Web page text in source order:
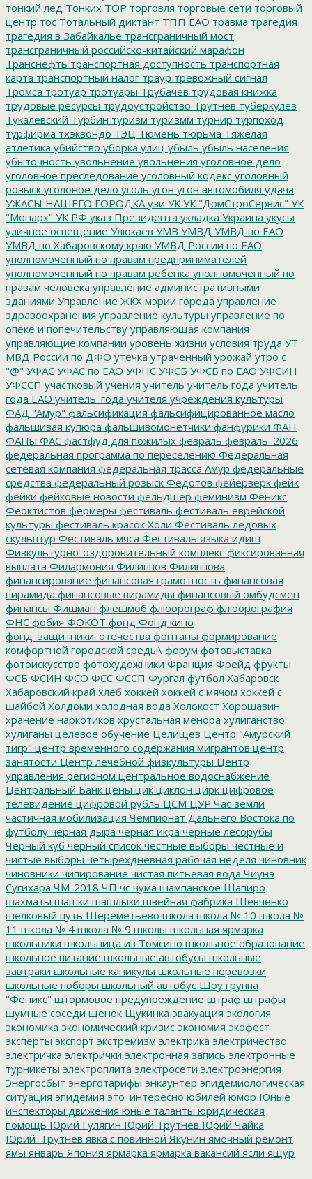
тонкий лед Тонких ТОР торговля торговые сети торговый
центр тос Тотальный диктант ТПП ЕАО травма трагедия
трагедия в Забайкалье трансграничный мост
трансграничный российско-китайский марафон
Транснефть транспортная доступность транспортная
карта транспортный налог траур тревожный сигнал
Тромса тротуар тротуары Трубачев трудовая книжка
трудовые ресурсы трудоустройство Трутнев туберкулез
Тукалевский Турбин туризм туризмм турнир турпоход
турфирма тхэквондо ТЭЦ Тюмень тюрьма Тяжелая
атлетика убийство уборка улиц убыль убыль населения
убыточность увольнение увольнения уголовное дело
уголовное преследование уголовный кодекс уголовный
розыск уголоное дело уголь угон угон автомобиля удача
УЖАСЫ НАШЕГО ГОРОДКА узи УК УК "ДомСтроСервис" УК
"Монарх" УК РФ указ Президента укладка Украина укусы
уличное освещение Улюкаев УМВ УМВД УМВД по ЕАО
УМВД по Хабаровскому краю УМВД России по ЕАО
уполномоченный по правам предпринимателей
уполномоченный по правам ребенка уполномоченный по
правам человека управление административными
зданиями Управление ЖКХ мэрии города управление
здравоохранения управление культуры управление по
опеке и попечительству управляющая компания
управляющие компании уровень жизни условия труда УТ
МВД России по ДФО утечка утраченный урожай утро с
"@" УФАС УФАС по ЕАО УФНС УФСБ УФСБ по ЕАО УФСИН
УФССП участковый учения учитель учитель года учитель
года ЕАО учитель_года учителя учреждения культуры
ФАД "Амур" фальсификация фальсифицированное масло
фальшивая купюра фальшивомонетчики фанфурики ФАП
ФАПы ФАС фастфуд для пожилых февраль февраль_2026
федеральная программа по переселению Федеральная
сетевая компания федеральная трасса Амур федеральные
средства федеральный розыск Федотов фейерверк фейк
фейки фейковые новости фельдшер феминизм Феникс
Феоктистов фермеры фестиваль фестиваль еврейской
культуры фестиваль красок Холи Фестиваль ледовых
скульптур Фестиваль мяса Фестиваль языка идиш
Физкультурно-оздоровительный комплекс фиксированная
выплата Филармония Филиппов Филиппова
финансирование финансовая грамотность финансовая
пирамида финансовые пирамиды финансовый омбудсмен
финансы Фишман флешмоб флюорограф флюорография
ФНС фобия ФОКОТ фонд Фонд кино
фонд_защитники_отечества фонтаны формирование
комфортной городской среды\ форум фотовыставка
фотоискусство фотохудожники Франция Фрейд фрукты
ФСБ ФСИН ФСО ФСС ФССП Фургал футбол Хабаровск
Хабаровский край хлеб хоккей хоккей с мячом хоккей с
шайбой Холдоми холодная вода Холокост Хорошавин
хранение наркотиков хрустальная менора хулиганство
хулиганы целевое обучение Целищев Центр "Амурский
тигр" центр временного содержания мигрантов центр
занятости Центр лечебной физкультуры Центр
управления регионом центральное водоснабжение
Центральный Банк цены цик циклон цирк цифровое
телевидение цифровой рубль ЦСМ ЦУР Час земли
частичная мобилизация Чемпионат Дальнего Востока по
футболу черная дыра черная икра черные лесорубы
Черный куб черный список честные выборы честные и
чистые выборы четырехдневная рабочая неделя чиновник
чиновники чипирование чистая питьевая вода Чиунэ
Сугихара ЧМ-2018 ЧП чс чума шампанское Шапиро
шахматы шашки шашлыки швейная фабрика Шевченко
шелковый путь Шереметьево школа школа № 10 школа №
11 школа № 4 школа № 9 школы школьная ярмарка
школьники школьница из Томсино школьное образование
школьное питание школьные автобусы школьные
завтраки школьные каникулы школьные перевозки
школьные поборы школьный автобус Шоу группа
"Феникс" штормовое предупреждение штраф штрафы
шумные соседи щенок Щукинка эвакуация экология
экономика экономический кризис экономия экофест
эксперты экспорт экстремизм электрика электричество
электричка электрички электронная запись электронные
турникеты электроплита электросети электроэнергия
Энергосбыт энерготарифы энкаунтер эпидемиологическая
ситуация эпидемия это_интересно юбилей юмор Юные
инспекторы движения юные таланты юридическая
помощь Юрий Гулягин Юрий Трутнев Юрий Чайка
Юрий_Трутнев явка с повинной Якунин ямочный ремонт
ямы январь Япония ярмарка ярмарка вакансий ясли ящур